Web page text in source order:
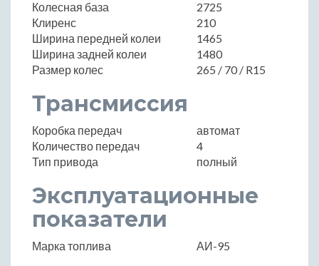
Колесная база
2725
Клиренс
210
Ширина передней колеи
1465
Ширина задней колеи
1480
Размер колес
265 / 70 / R15
Трансмиссия
Коробка передач
автомат
Количество передач
4
Тип привода
полный
Эксплуатационные
показатели
Марка топлива АИ-95